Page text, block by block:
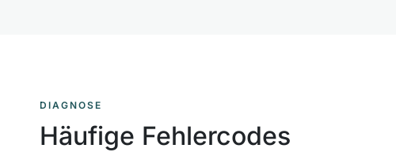
DIAGNOSE
Häufige Fehlercodes